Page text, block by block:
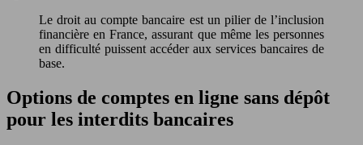
Le droit au compte bancaire est un pilier de l’inclusion
financière en France, assurant que même les personnes
en difficulté puissent accéder aux services bancaires de
base.
Options de comptes en ligne sans dépôt
pour les interdits bancaires